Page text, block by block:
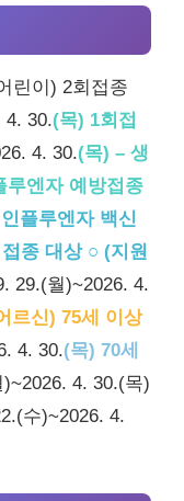
린이) 2회접종
4. 30.(목) 1회접
4. 30.(목) – 생
루엔자 예방접종
플루엔자 백신
종 대상 ○ (지원
29.(월)~2026. 4.
르신) 75세 이상
4. 30.(목) 70세
4. 30.(목)
수)~2026. 4.